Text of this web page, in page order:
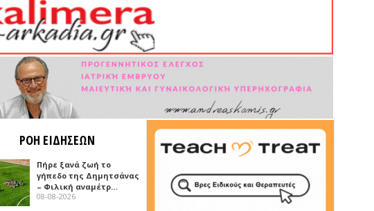
ΡΟΗ ΕΙΔΗΣΕΩΝ
Πήρε ξανά ζωή το
γήπεδο της Δημητσάνας
– Φιλική αναμέτρ…
08-08-2026